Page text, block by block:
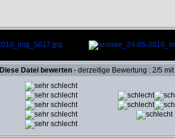
Diese Datei bewerten- derzeitige Bewertung : 2/5 mit